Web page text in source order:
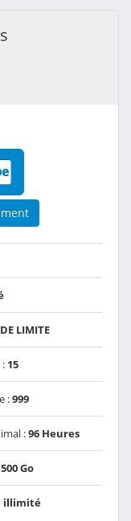
LIMITE
15
:999
:96 Heures
500 Go
illimité